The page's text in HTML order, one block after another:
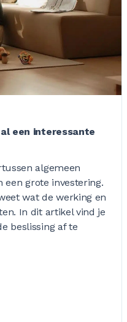
een interessante
algemeen
een grote investering.
wat de werking en
In dit artikel vind je
beslissing af te